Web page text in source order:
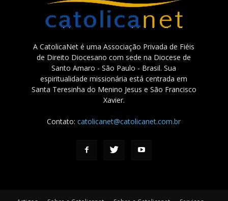
A CatolicaNet é uma Associação Privada de Fiéis
de Direito Diocesano com sede na Diocese de
Santo Amaro - São Paulo - Brasil. Sua
espiritualidade missionária está centrada em
Santa Teresinha do Menino Jesus e São Francisco
Xavier.
Contato:catolicanet@catolicanet.com.br